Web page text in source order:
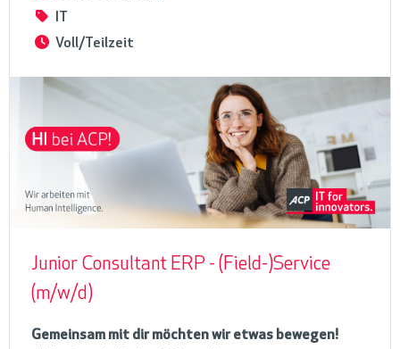
Voll/Teilzeit
Junior Consultant ERP - (Field-)Service
(m/w/d)
Gemeinsam mit dir möchten wir etwas bewegen!